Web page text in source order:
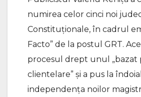
numirea celor cinci noi
Constituționale, în cadrul
Facto” de la postul GRT.
procesul drept unul „bazat
clientelare” și a pus la
independența noilor